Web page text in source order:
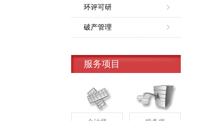
环评可研
破产管理
服务项目